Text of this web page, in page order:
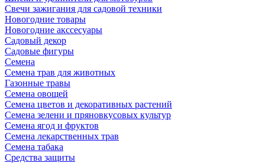
Свечи зажигания для садовой техники
Новогодние товары
Новогодние акссесуары
Садовый декор
Садовые фигуры
Семена
Семена трав для животных
Газонные травы
Семена овощей
Семена цветов и декоративных растений
Семена зелени и пряновкусовых культур
Семена ягод и фруктов
Семена лекарственных трав
Семена табака
Средства защиты